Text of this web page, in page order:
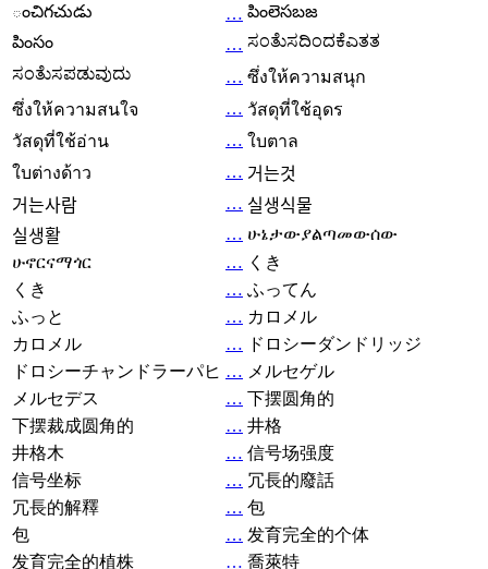
ంచిగచుడు
… పింలెసబజ
పింసం
… ಸಂತೆುಸದಿಂದಕೆಎತತ
ಸಂತೆುಸಪಡುವುದು
… ซึ่งให้ความสนุก
ซึ่งให้ความสนใจ
… วัสดุที่ใช้อุดร
วัสดุที่ใช้อ่าน
… ใบตาล
ใบต่างด้าว
… 거는것
거는사람
… 실생식물
실생활
… ሁኔታውያልጣመውሰው
ሁኖርናማጎር
… くき
くき
… ふってん
ふっと
… カロメル
カロメル
… ドロシーダンドリッジ
ドロシーチャンドラーパヒ … メルセゲル
メルセデス
… 下摆圆角的
下摆裁成圆角的
… 井格
井格木
… 信号场强度
信号坐标
… 冗長的廢話
冗長的解釋
… 包
包
… 发育完全的个体
发育完全的植株
… 喬萊特